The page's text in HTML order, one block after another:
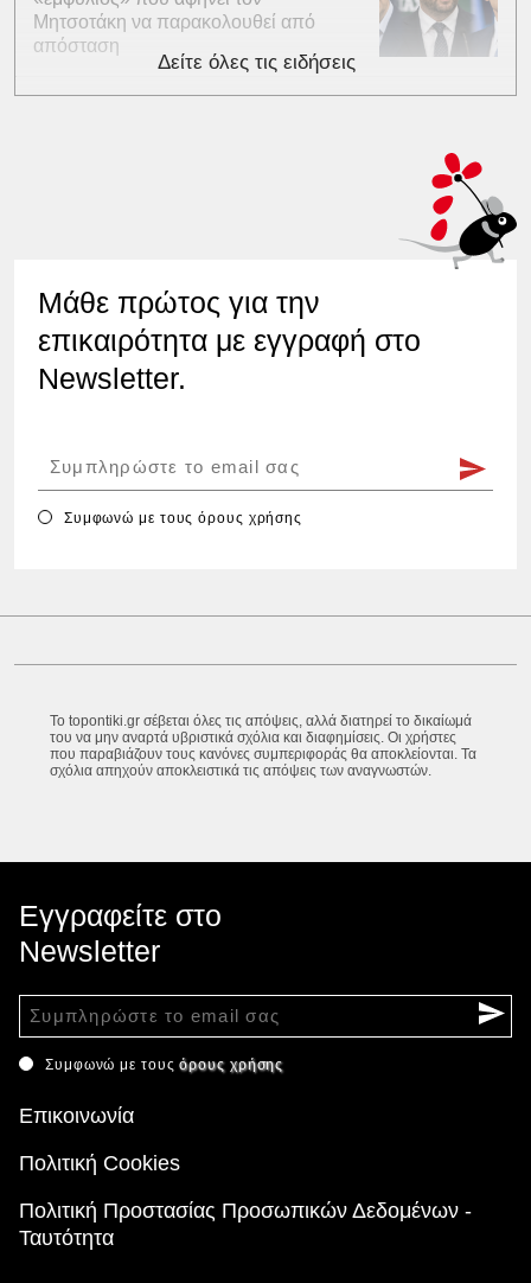
Μητσοτάκη να παρακολουθεί από
απόσταση
Δείτε όλες τις ειδήσεις
Μάθε πρώτος για την
επικαιρότητα με εγγραφή στο
Newsletter.
Συμφωνώ με τουςόρους χρήσης
Το topontiki.gr σέβεται όλες τις απόψεις, αλλά διατηρεί το δικαίωμά
του να μην αναρτά υβριστικά σχόλια και διαφημίσεις. Οι χρήστες
που παραβιάζουν τους κανόνες συμπεριφοράς θα αποκλείονται. Τα
σχόλια απηχούν αποκλειστικά τις απόψεις των αναγνωστών.
Εγγραφείτε στο
Newsletter
Συμφωνώ με τουςόρους χρήσης
Επικοινωνία
Πολιτική Cookies
Πολιτική Προστασίας Προσωπικών Δεδομένων -
Ταυτότητα